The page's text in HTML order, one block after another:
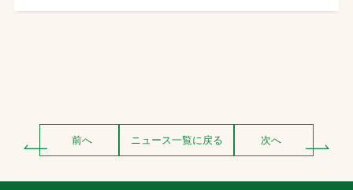
前へ ニュース一覧に戻る 次へ